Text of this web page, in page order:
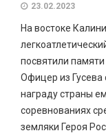
23.02.2023
На востоке
посвятили
Офицер из
награду страны
соревнованиях
земляки Героя